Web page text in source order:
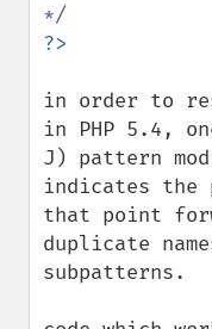
in order to
in PHP 5.4,
J) pattern
indicates the
that point
duplicate
subpatterns.